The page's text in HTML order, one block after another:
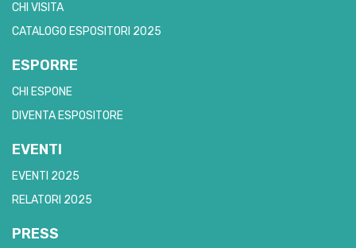
CHI VISITA
CATALOGO ESPOSITORI 2025
ESPORRE
CHI ESPONE
DIVENTA ESPOSITORE
EVENTI
EVENTI 2025
RELATORI 2025
PRESS